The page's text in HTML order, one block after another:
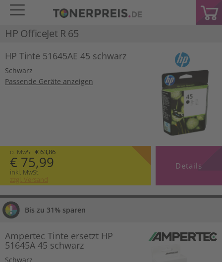
HP OfficeJet R 65
HP Tinte 51645AE 45 schwarz
Schwarz
Passende Geräte anzeigen
o. MwSt. € 63,86
€ 75,99
inkl. MwSt.
zzgl. Versand
Details
Bis zu 31% sparen
Ampertec Tinte ersetzt HP
51645A 45 schwarz
Schwarz